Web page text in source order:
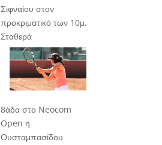
Σιφναίου στον
προκριματικό των 10μ.
Σταθερά
8άδα στο Neocom
Open η
Ουσταμπασίδου